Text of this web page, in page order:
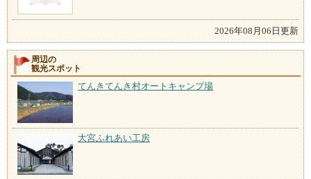
2026年08月06日更新
周辺の
観光スポット
てんきてんき村オートキャンプ場
大宮ふれあい工房